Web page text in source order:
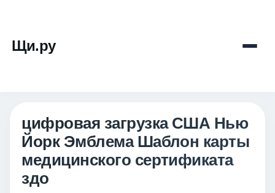
Щи.ру
цифровая загрузка США Нью
Йорк Эмблема Шаблон карты
медицинского сертификата
здо